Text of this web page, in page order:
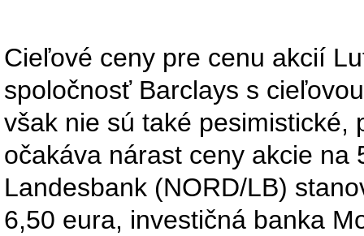
Cieľové ceny pre cenu akcií
spoločnosť Barclays s
však nie sú také pesimistické,
očakáva nárast ceny akcie na
Landesbank (NORD/LB)
6,50 eura, investičná banka